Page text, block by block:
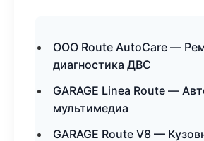
ООО Route AutoCare —
диагностика ДВС
GARAGE Linea Route —
мультимедиа
GARAGE Route V8 —